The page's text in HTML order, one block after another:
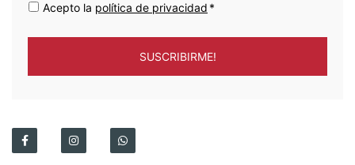
Acepto la política de privacidad *